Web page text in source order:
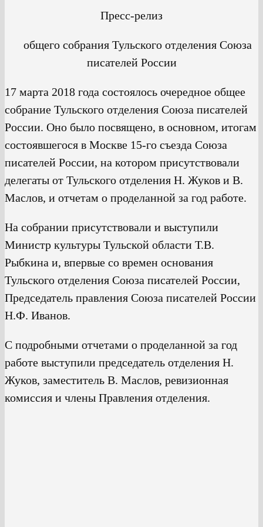
Пресс-релиз
общего собрания Тульского отделения Союза
писателей России
17 марта 2018 года состоялось очередное общее
собрание Тульского отделения Союза писателей
России. Оно было посвящено, в основном, итогам
состоявшегося в Москве 15-го съезда Союза
писателей России, на котором присутствовали
делегаты от Тульского отделения Н. Жуков и В.
Маслов, и отчетам о проделанной за год работе.
На собрании присутствовали и выступили
Министр культуры Тульской области Т.В.
Рыбкина и, впервые со времен основания
Тульского отделения Союза писателей России,
Председатель правления Союза писателей России
Н.Ф. Иванов.
С подробными отчетами о проделанной за год
работе выступили председатель отделения Н.
Жуков, заместитель В. Маслов, ревизионная
комиссия и члены Правления отделения.